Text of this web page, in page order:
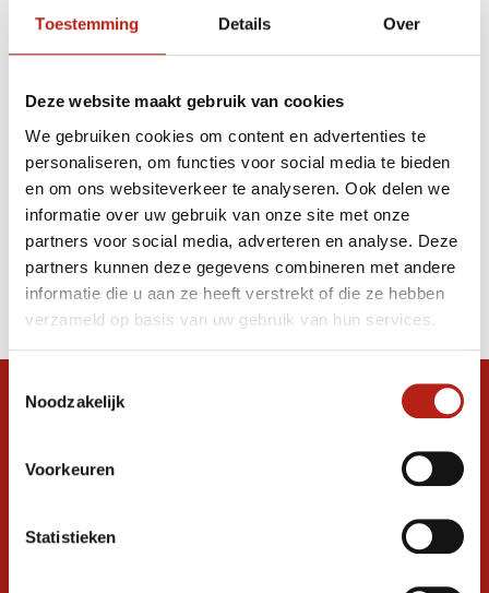
Toestemming Details Over
Deze website maakt gebruik van cookies
We gebruiken cookies om content en advertenties te
personaliseren, om functies voor social media te bieden
en om ons websiteverkeer te analyseren. Ook delen we
informatie over uw gebruik van onze site met onze
partners voor social media, adverteren en analyse. Deze
partners kunnen deze gegevens combineren met andere
informatie die u aan ze heeft verstrekt of die ze hebben
verzameld op basis van uw gebruik van hun services.
Noodzakelijk
Voorkeuren
Statistieken
Apply filters
Producten getagd met
mooi karate pak
Producten
Filter
Sorteren op
Snel antwoord op je vraag?
graag verder. 24/7